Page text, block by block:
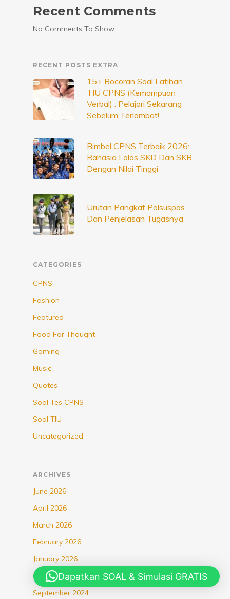
Recent Comments
No Comments To Show.
RECENT POSTS EXTRA
15+ Bocoran Soal Latihan
TIU CPNS (Kemampuan
Verbal) : Pelajari Sekarang
Sebelum Terlambat!
Bimbel CPNS Terbaik 2026:
Rahasia Lolos SKD Dan SKB
Dengan Nilai Tinggi
Urutan Pangkat Polsuspas
Dan Penjelasan Tugasnya
CATEGORIES
CPNS
Fashion
Featured
Food For Thought
Gaming
Music
Quotes
Soal Tes CPNS
Soal TIU
Uncategorized
ARCHIVES
June 2026
April 2026
March 2026
February 2026
January 2026
October 2025
September 2024
Dapatkan SOAL & Simulasi GRATIS